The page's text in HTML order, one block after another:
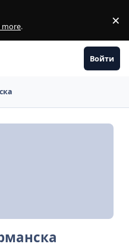
more. ×
Войти